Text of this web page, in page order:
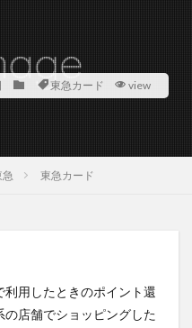
東急カード view
急 東急カード
用したときのポイント還
店舗でショッピングした